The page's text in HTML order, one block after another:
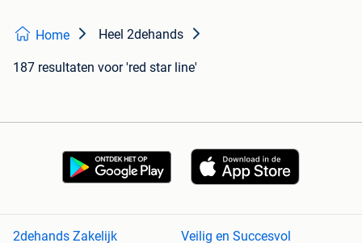
Home Heel 2dehands
187 resultaten voor 'red star line'
2dehands Zakelijk Veilig en Succesvol